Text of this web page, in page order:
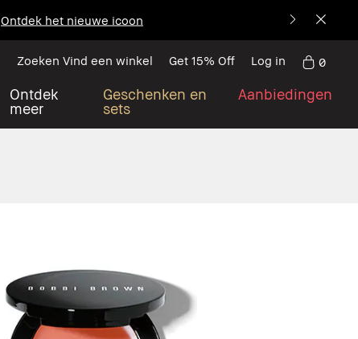
Ontdek het nieuwe icoon
Ontdek
meer
Geschenken en
sets
Aanbiedingen
Zoeken Vind een winkel Get 15% Off Log in 0